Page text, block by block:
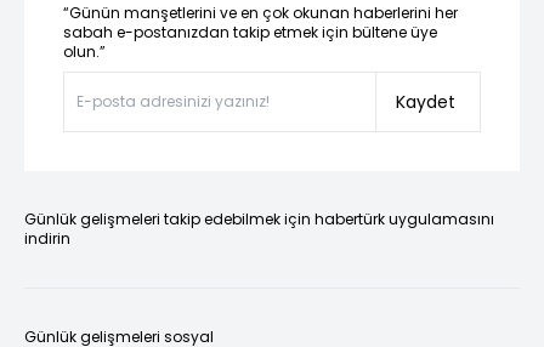
“Günün manşetlerini ve en çok okunan haberlerini her
sabah e-postanızdan takip etmek için bültene üye
olun.”
Kaydet
Günlük gelişmeleri takip edebilmek için habertürk uygulamasını
indirin
Günlük gelişmeleri sosyal